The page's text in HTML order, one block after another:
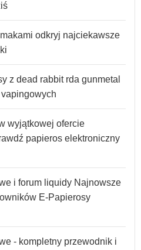
odkryj najciekawsze
z dead rabbit rda gunmetal
wyjątkowej ofercie
papieros elektroniczny
i forum liquidy Najnowsze
E-Papierosy
- kompletny przewodnik i